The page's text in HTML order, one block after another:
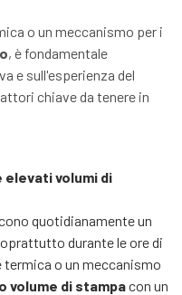
o un meccanismo per i
, è fondamentale
e sull'esperienza del
chiave da tenere in
volumi di
quotidianamente un
durante le ore di
termica o un meccanismo
volume di stampacon un